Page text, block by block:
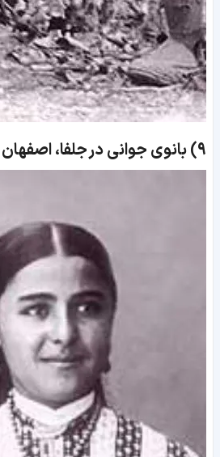
9) بانوی جوانی در جلفا، اصفهان